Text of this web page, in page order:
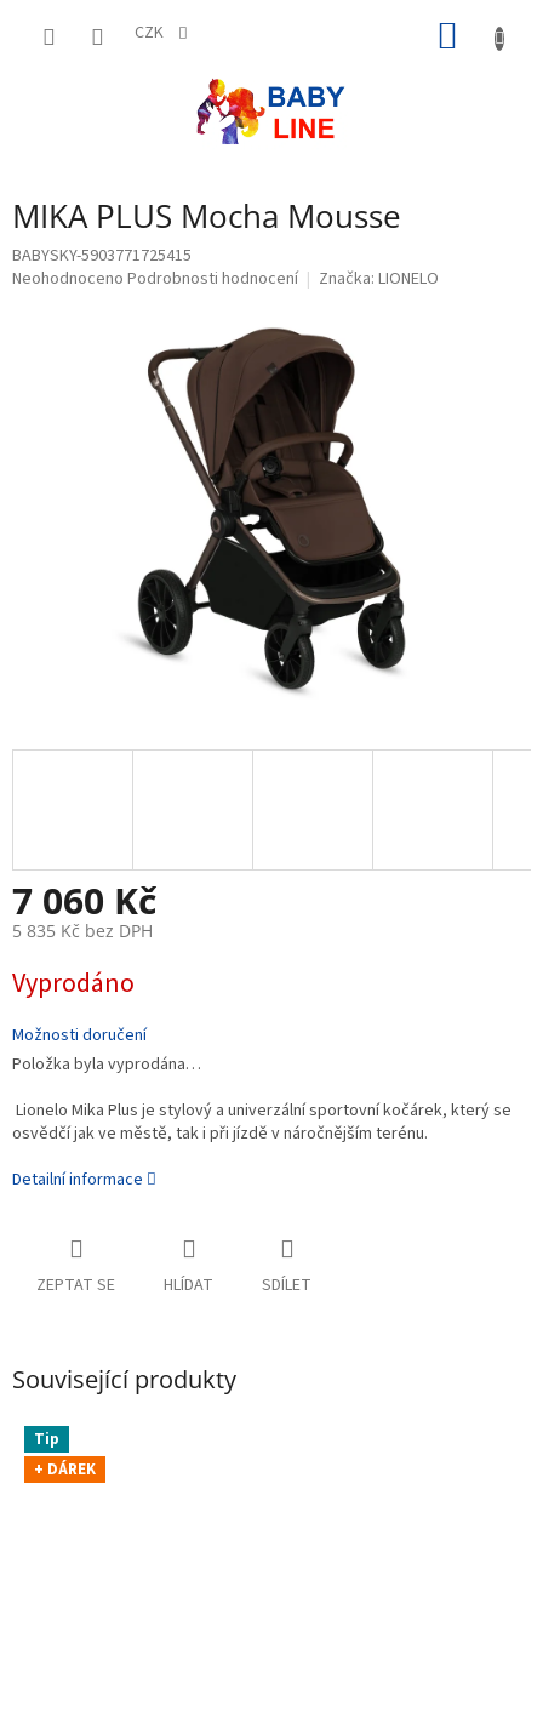
CZK
MIKA PLUS Mocha Mousse
BABYSKY-5903771725415
Průměrné
Neohodnoceno Podrobnosti hodnocení Značka: LIONELO
7 060 Kč
5 835 Kč bez DPH
cena:
Vyprodáno
Možnosti doručení
Položka byla vyprodána…
Lionelo Mika Plus je stylový a univerzální sportovní kočárek, který se
osvědčí jak ve městě, tak i při jízdě v náročnějším terénu.
Detailní informace
ZEPTAT SE HLÍDAT SDÍLET
Související produkty
Tip
+ DÁREK